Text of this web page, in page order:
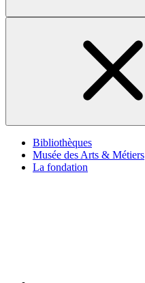
Bibliothèques
Musée des Arts & Métiers
La fondation